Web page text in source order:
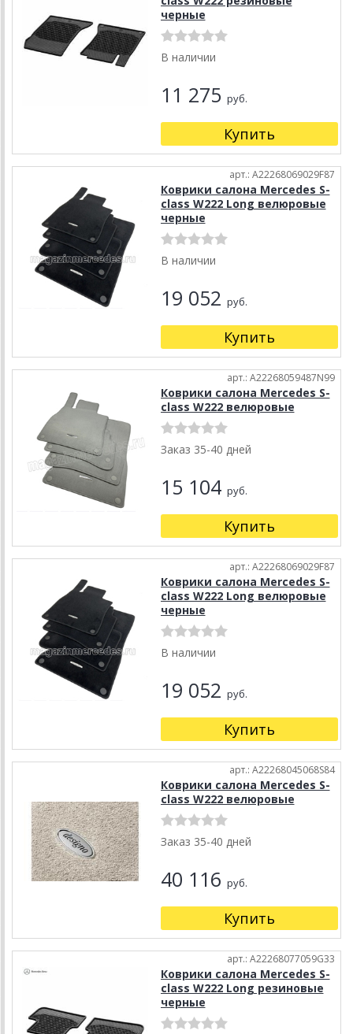
черные
В наличии
11 275 руб.
Купить
арт.: A22268069029F87
Коврики салона Mercedes S-
class W222 Long велюровые
черные
В наличии
19 052 руб.
Купить
арт.: A22268059487N99
Коврики салона Mercedes S-
class W222 велюровые
Заказ 35-40 дней
15 104 руб.
Купить
арт.: A22268069029F87
Коврики салона Mercedes S-
class W222 Long велюровые
черные
В наличии
19 052 руб.
Купить
арт.: A22268045068S84
Коврики салона Mercedes S-
class W222 велюровые
Заказ 35-40 дней
40 116 руб.
Купить
арт.: A22268077059G33
Коврики салона Mercedes S-
class W222 Long резиновые
черные